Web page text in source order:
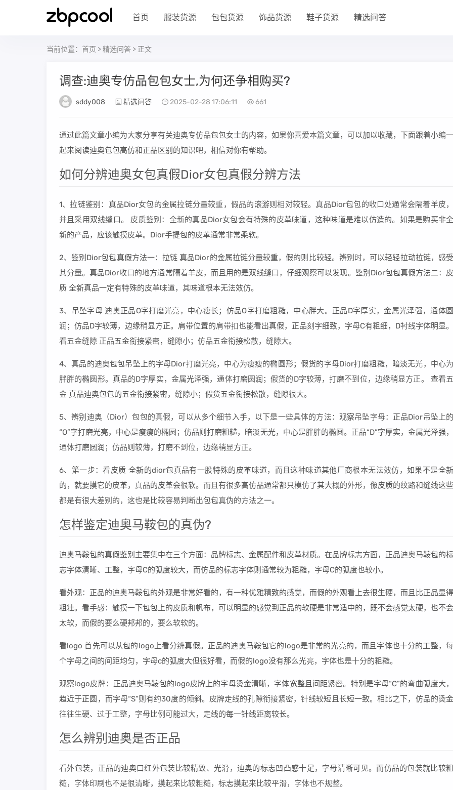
首页 服装货源 包包货源 饰品货源 鞋子货源 精选问答
当前位置： 首页 >精选问答 > 正文
调查:迪奥专仿品包包女士,为何还争相购买?
sddy008 精选问答 2025-02-28 17:06:11 661
通过此篇文章小编为大家分享有关迪奥专仿品包包女士的内容，如果你喜爱本篇文章，可以加以收藏，下面跟着小编一
起来阅读迪奥包包高仿和正品区别的知识吧，相信对你有帮助。
如何分辨迪奥女包真假Dior女包真假分辨方法
1、拉链鉴别：真品Dior女包的金属拉链分量较重，假品的滚游则相对较轻。真品Dior包包的收口处通常会隔着羊皮，
并且采用双线缝口。 皮质鉴别：全新的真品Dior女包会有特殊的皮革味道，这种味道是难以仿造的。如果是购买非全
新的产品，应该触摸皮革。Dior手提包的皮革通常非常柔软。
2、鉴别Dior包包真假方法一：拉链 真品Dior的金属拉链分量较重，假的则比较轻。辨别时，可以轻轻拉动拉链，感受
其分量。真品Dior收口的地方通常隔着羊皮，而且用的是双线缝口，仔细观察可以发现。鉴别Dior包包真假方法二：皮
质 全新真品一定有特殊的皮革味道，其味道根本无法效仿。
3、吊坠字母 迪奥正品O字打磨光亮，中心瘦长；仿品O字打磨粗糙，中心胖大。正品D字厚实，金属光泽强，通体圆
润；仿品D字较薄，边缘稍显方正。肩带位置的肩带扣也能看出真假，正品刻字细致，字母C有粗细，D衬线字体明显。
看五金缝隙 正品五金衔接紧密，缝隙小；仿品五金衔接松散，缝隙大。
4、真品的迪奥包包吊坠上的字母Dior打磨光亮，中心为瘦瘦的椭圆形；假货的字母Dior打磨粗糙，暗淡无光，中心为
胖胖的椭圆形。真品的D字厚实，金属光泽强，通体打磨圆润；假货的D字较薄，打磨不到位，边缘稍显方正。 查看五
金 真品迪奥包包的五金衔接紧密，缝隙小；假货五金衔接松散，缝隙很大。
5、辨别迪奥（Dior）包包的真假，可以从多个细节入手，以下是一些具体的方法：观察吊坠字母：正品Dior吊坠上的
“O”字打磨光亮，中心是瘦瘦的椭圆；仿品则打磨粗糙，暗淡无光，中心是胖胖的椭圆。正品“D”字厚实，金属光泽强，
通体打磨圆润；仿品则较薄，打磨不到位，边缘稍显方正。
6、第一步：看皮质 全新的dior包真品有一股特殊的皮革味道，而且这种味道其他厂商根本无法效仿，如果不是全新
的，就要摸它的皮革，真品的皮革会很软。而且有很多高仿品通常都只模仿了其大概的外形，像皮质的纹路和缝线这些
都是有很大差别的，这也是比较容易判断出包包真伪的方法之一。
怎样鉴定迪奥马鞍包的真伪?
迪奥马鞍包的真假鉴别主要集中在三个方面：品牌标志、金属配件和皮革材质。在品牌标志方面，正品迪奥马鞍包的标
志字体清晰、工整，字母C的弧度较大，而仿品的标志字体则通常较为粗糙，字母C的弧度也较小。
看外观：正品的迪奥马鞍包的外观是非常好看的，有一种优雅精致的感觉，而假的外观看上去很生硬，而且比正品显得
粗壮。看手感：触摸一下包包上的皮质和帆布，可以明显的感觉到正品的软硬是非常适中的，既不会感觉太硬，也不会
太软，而假的要么硬邦邦的，要么软软的。
看logo 首先可以从包的logo上看分辨真假。正品的迪奥马鞍包它的logo是非常的光亮的，而且字体也十分的工整，每
个字母之间的间距均匀，字母c的弧度大但很好看，而假的logo没有那么光亮，字体也是十分的粗糙。
观察logo皮牌：正品迪奥马鞍包的logo皮牌上的字母烫金清晰，字体宽整且间距紧密。特别是字母“C”的弯曲弧度大，
趋近于正圆，而字母“S”则有约30度的倾斜。皮牌走线的孔隙衔接紧密，针线较短且长短一致。相比之下，仿品的烫金
往往生硬、过于工整，字母比例可能过大，走线的每一针线距离较长。
怎么辨别迪奥是否正品
看外包装，正品的迪奥口红外包装比较精致、光滑，迪奥的标志凹凸感十足，字母清晰可见。而仿品的包装就比较粗
糙，字体印刷也不是很清晰，摸起来比较粗糙，标志摸起来比较平滑，字体也不规整。